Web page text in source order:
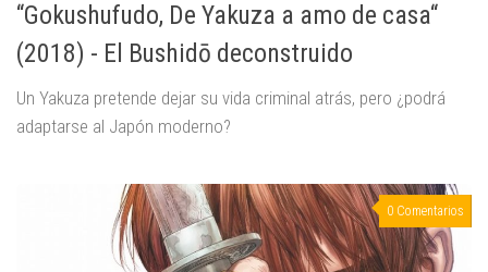
“Gokushufudo, De Yakuza a amo de casa“
(2018) - El Bushidō deconstruido
Un Yakuza pretende dejar su vida criminal atrás, pero ¿podrá
adaptarse al Japón moderno?
0 Comentarios